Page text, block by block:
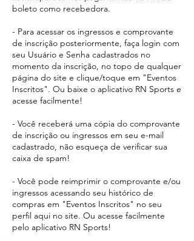
boleto como recebedora.​
- Para acessar os ingressos e comprovante
de inscrição posteriormente, faça login com
seu Usuário e Senha cadastrados no
momento da inscrição, no topo de qualquer
página do site e clique/toque em "Eventos
Inscritos". Ou baixe o aplicativo RN Sports e
acesse facilmente!
- Você receberá uma cópia do comprovante
de inscrição ou ingressos em seu e-mail
cadastrado, não esqueça de verificar sua
caixa de spam!
- Você pode reimprimir o comprovante e/ou
ingressos acessando seu histórico de
compras em "Eventos Inscritos" no seu
perfil aqui no site. Ou acesse facilmente
pelo aplicativo RN Sports!